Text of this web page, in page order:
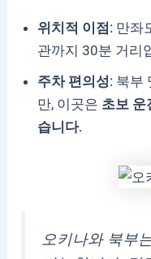
위치적 이점: 만좌
관까지 30분 거리
주차 편의성: 북부
만, 이곳은 초보 운
습니다.
오키나와 북부